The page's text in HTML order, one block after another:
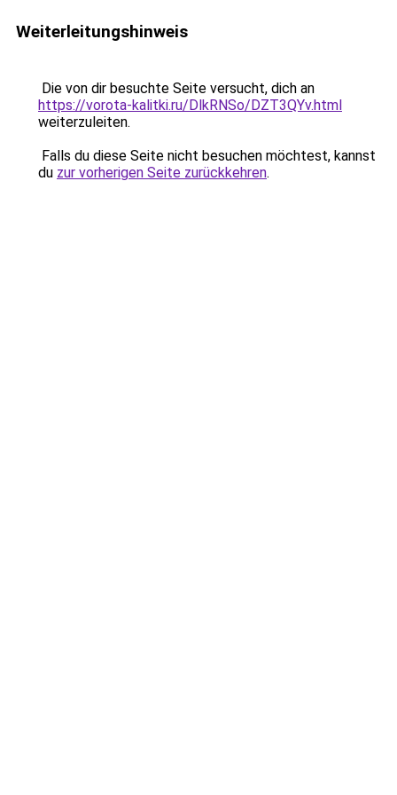
Weiterleitungshinweis
Die von dir besuchte Seite versucht, dich an
https://vorota-kalitki.ru/DlkRNSo/DZT3QYv.html
weiterzuleiten.
Falls du diese Seite nicht besuchen möchtest, kannst
du zur vorherigen Seite zurückkehren.